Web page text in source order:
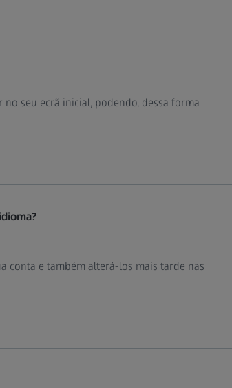
seu ecrã inicial, podendo, dessa forma
conta e também alterá-los mais tarde nas